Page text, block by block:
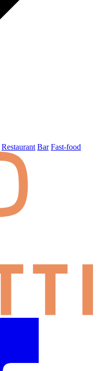
Restaurant Bar Fast-food